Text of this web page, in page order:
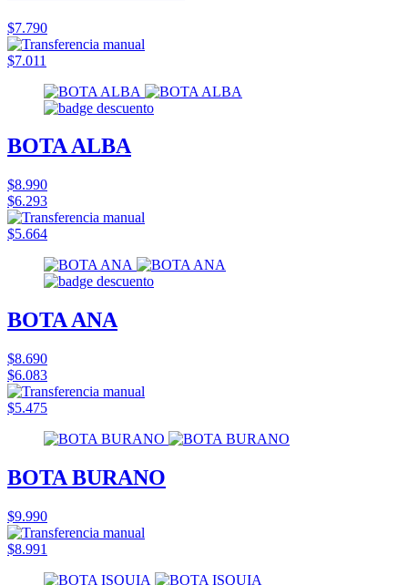
$7.790
$7.011
BOTA ALBA
$8.990
$6.293
$5.664
BOTA ANA
$8.690
$6.083
$5.475
BOTA BURANO
$9.990
$8.991